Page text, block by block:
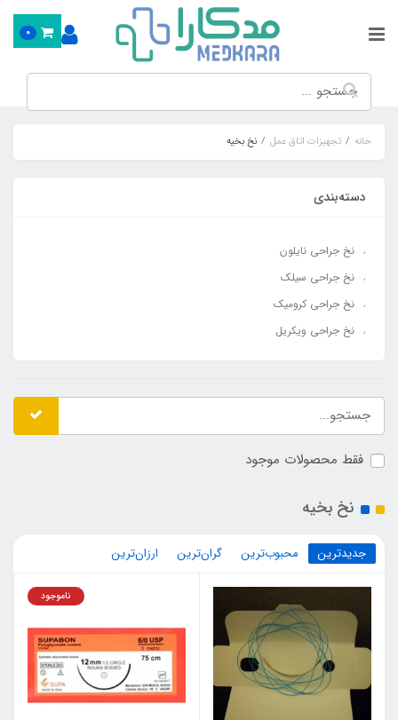
0
خانه تجهیزات اتاق عمل نخ بخیه
دسته‌بندی
نخ جراحی نایلون
نخ جراحی سیلک
نخ جراحی کرومیک
نخ جراحی ویکریل
فقط محصولات موجود
نخ بخیه
جدیدترین محبوب‌ترین گران‌ترین ارزان‌ترین
ناموجود